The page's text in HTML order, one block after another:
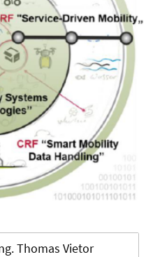
Thomas Vietor